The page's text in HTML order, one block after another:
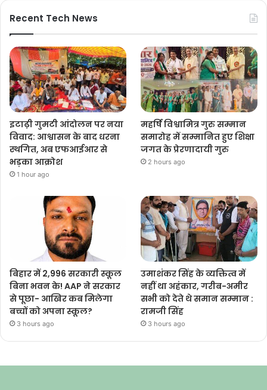
Recent Tech News
इटाढ़ी गुमटी आंदोलन पर नया
विवाद: आश्वासन के बाद धरना
स्थगित, अब एफआईआर से
भड़का आक्रोश
1 hour ago
महर्षि विश्वामित्र गुरु सम्मान
समारोह में सम्मानित हुए शिक्षा
जगत के प्रेरणादायी गुरु
2 hours ago
बिहार में 2,996 सरकारी स्कूल
बिना भवन के! AAP ने सरकार
से पूछा- आखिर कब मिलेगा
बच्चों को अपना स्कूल?
3 hours ago
उमाशंकर सिंह के व्यक्तित्व में
नहीं था अहंकार, गरीब-अमीर
सभी को देते थे समान सम्मान :
रामजी सिंह
3 hours ago